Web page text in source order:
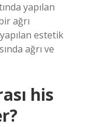
yapılan
ağrı
estetik
ağrı ve
his